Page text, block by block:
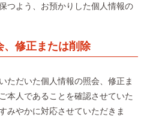
つよう、お預かりした個人情報の
、修正または削除
ただいた個人情報の照会、修正ま
本人であることを確認させていた
みやかに対応させていただきま